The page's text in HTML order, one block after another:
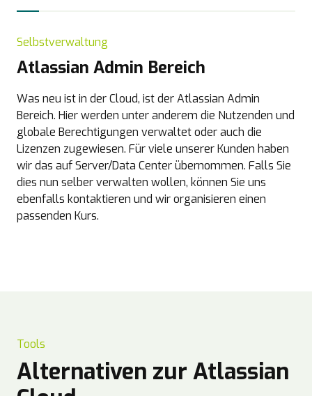
Selbstverwaltung
Atlassian Admin Bereich
Was neu ist in der Cloud, ist der Atlassian Admin
Bereich. Hier werden unter anderem die Nutzenden und
globale Berechtigungen verwaltet oder auch die
Lizenzen zugewiesen. Für viele unserer Kunden haben
wir das auf Server/Data Center übernommen. Falls Sie
dies nun selber verwalten wollen, können Sie uns
ebenfalls kontaktieren und wir organisieren einen
passenden Kurs.
Tools
Alternativen zur Atlassian